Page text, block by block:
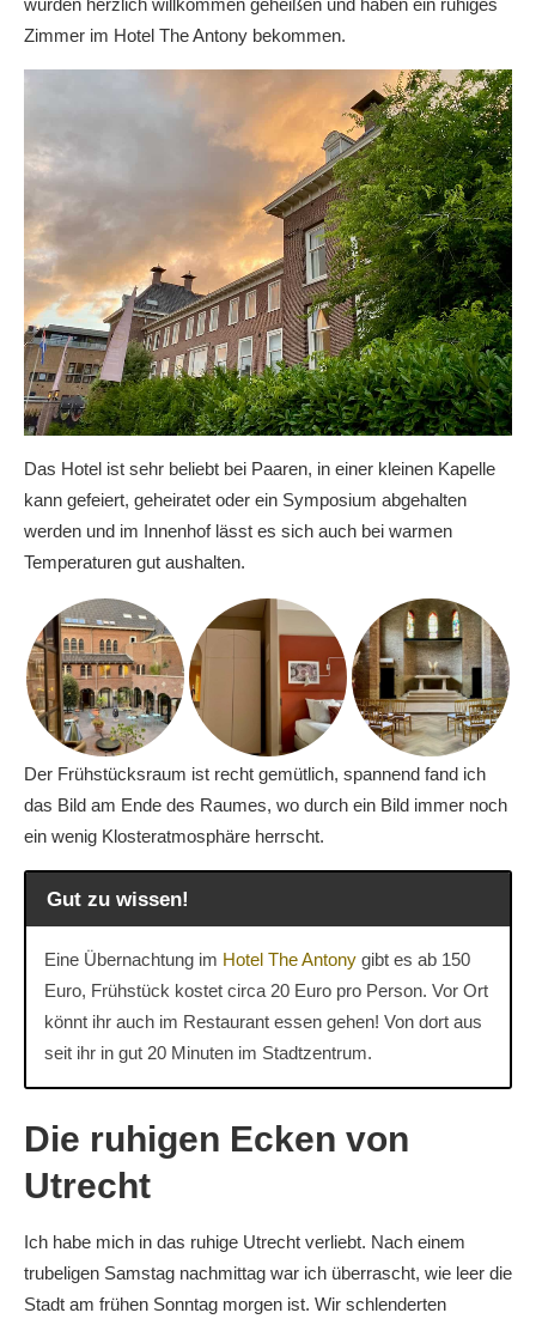
wurden herzlich willkommen geheißen und haben ein ruhiges
Zimmer im Hotel The Antony bekommen.
Das Hotel ist sehr beliebt bei Paaren, in einer kleinen Kapelle
kann gefeiert, geheiratet oder ein Symposium abgehalten
werden und im Innenhof lässt es sich auch bei warmen
Temperaturen gut aushalten.
Der Frühstücksraum ist recht gemütlich, spannend fand ich
das Bild am Ende des Raumes, wo durch ein Bild immer noch
ein wenig Klosteratmosphäre herrscht.
Gut zu wissen!
Eine Übernachtung im Hotel The Antony gibt es ab 150
Euro, Frühstück kostet circa 20 Euro pro Person. Vor Ort
könnt ihr auch im Restaurant essen gehen! Von dort aus
seit ihr in gut 20 Minuten im Stadtzentrum.
Die ruhigen Ecken von
Utrecht
Ich habe mich in das ruhige Utrecht verliebt. Nach einem
trubeligen Samstag nachmittag war ich überrascht, wie leer die
Stadt am frühen Sonntag morgen ist. Wir schlenderten